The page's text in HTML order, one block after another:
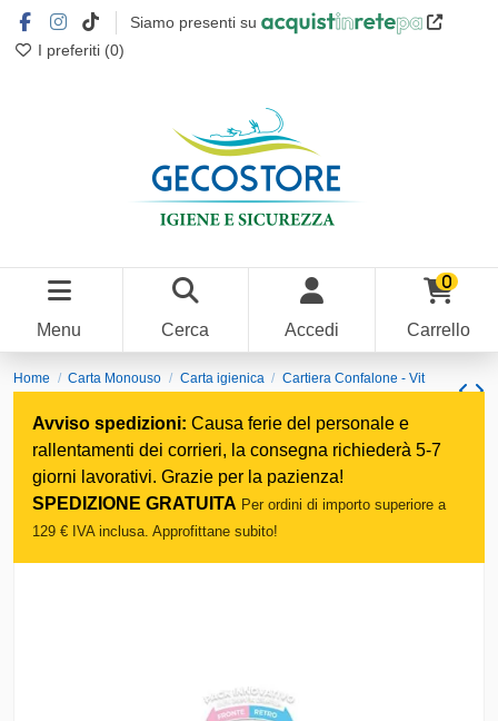
Siamo presenti su
I preferiti (0)
Menu Cerca Accedi
0
Carrello
Home Carta Monouso Carta igienica
Cartiera Confalone - Vit
Avviso spedizioni: Causa ferie del personale e
rallentamenti dei corrieri, la consegna richiederà 5-7
giorni lavorativi. Grazie per la pazienza!
SPEDIZIONE GRATUITA Per ordini di importo superiore a
129 € IVA inclusa. Approfittane subito!